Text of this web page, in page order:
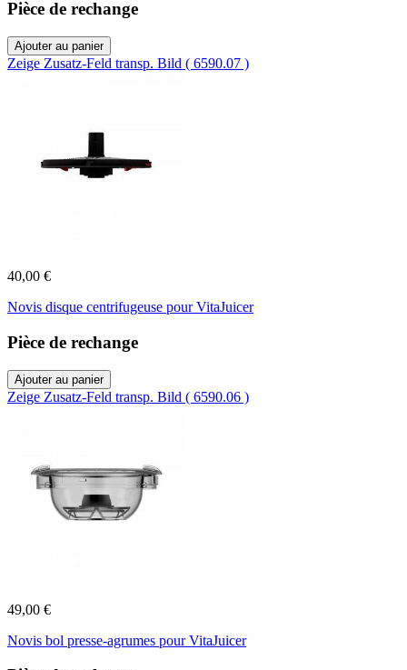
Pièce de rechange
Ajouter au panier
Zeige Zusatz-Feld transp. Bild ( 6590.07 )
40,00 €
Novis disque centrifugeuse pour VitaJuicer
Pièce de rechange
Ajouter au panier
Zeige Zusatz-Feld transp. Bild ( 6590.06 )
49,00 €
Novis bol presse-agrumes pour VitaJuicer